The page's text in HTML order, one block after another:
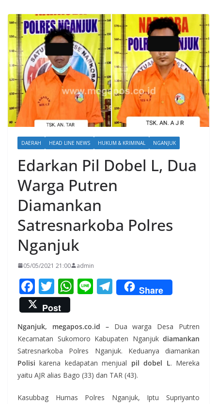
DAERAH HEAD LINE NEWS HUKUM & KRIMINAL NGANJUK
Edarkan Pil Dobel L, Dua
Warga Putren
Diamankan
Satresnarkoba Polres
Nganjuk
05/05/2021 21:00 admin
F
ac
e
b
o
o
k
T
w
itt
er
W
s
A
p
p
Li T
el
gr
a
m
Share
Post
Nganjuk, megapos.co.id – Dua warga Desa Putren
Kecamatan Sukomoro Kabupaten Nganjukdiamankan
Satresnarkoba Polres Nganjuk. Keduanya diamankan
Polisi karena kedapatan menjual pil dobel L. Mereka
yaitu AJR alias Bago (33) dan TAR (43).
Kasubbag Humas Polres Nganjuk, Iptu Supriyanto